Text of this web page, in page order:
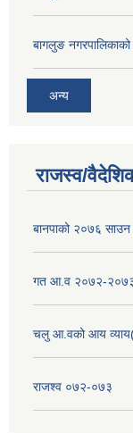
बागलुङ
अन्य
राजस्व/
बानपाको २०७६ साउन
गत आ.व २०७२-
चलु आ.वको आय
राजश्व ०७२-०७३